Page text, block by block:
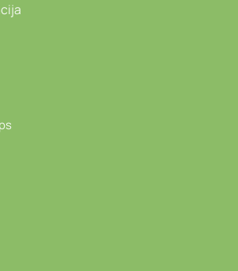
Video novērošanas kameras, Portatīvie